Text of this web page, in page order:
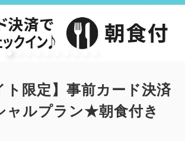
詳細 今すぐ予約
（19平米・布団・最大2
ト限定】事前カード決済
ャルプラン★朝食付き